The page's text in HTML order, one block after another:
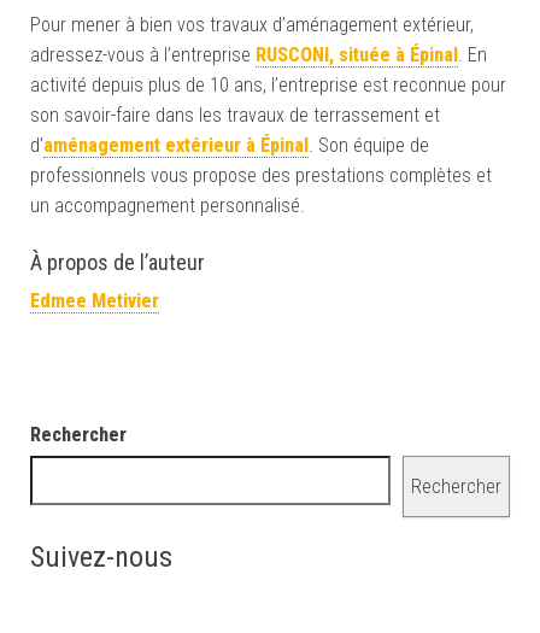
Pour mener à bien vos travaux d’aménagement extérieur,
adressez-vous à l’entreprise RUSCONI, située à Épinal. En
activité depuis plus de 10 ans, l’entreprise est reconnue pour
son savoir-faire dans les travaux de terrassement et
d’aménagement extérieur à Épinal. Son équipe de
professionnels vous propose des prestations complètes et
un accompagnement personnalisé.
À propos de l’auteur
Edmee Metivier
Rechercher
Rechercher
Suivez-nous